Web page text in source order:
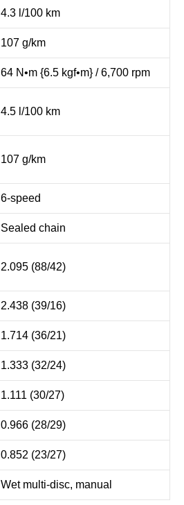
4.3 l/100 km
107 g/km
64 N•m {6.5 kgf•m} / 6,700 rpm
4.5 l/100 km
107 g/km
6-speed
Sealed chain
2.095 (88/42)
2.438 (39/16)
1.714 (36/21)
1.333 (32/24)
1.111 (30/27)
0.966 (28/29)
0.852 (23/27)
Wet multi-disc, manual